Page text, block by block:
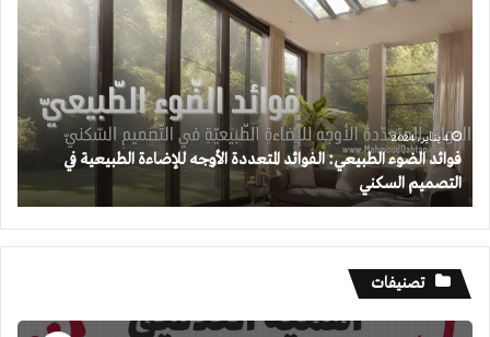
المتعددة
الأوجه
للإضاءة
الطبيعية
التصميم
السكني
4 يناير، 2024
فوائد الضوء الطبيعي: الفوائد المتعددة الأوجه للإضاءة الطبيعية في
التصميم السكني
تصنيفات